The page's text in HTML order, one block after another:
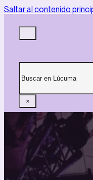
Saltar al contenido
×